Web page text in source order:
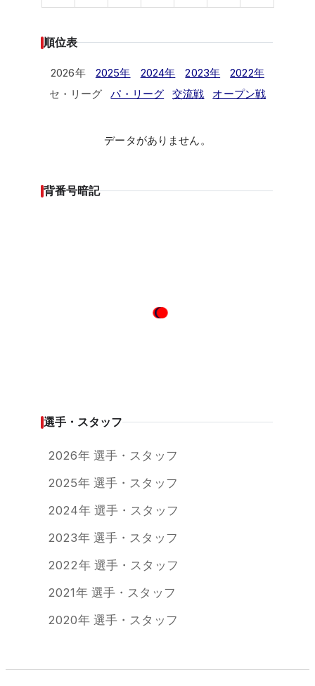
順位表
2026年 2025年 2024年 2023年
2022年
セ・リーグ
パ・リーグ 交流戦 オープン戦
データがありません。
背番号暗記
選手・スタッフ
2026年 選手・スタッフ
2025年 選手・スタッフ
2024年 選手・スタッフ
2023年 選手・スタッフ
2022年 選手・スタッフ
2021年 選手・スタッフ
2020年 選手・スタッフ